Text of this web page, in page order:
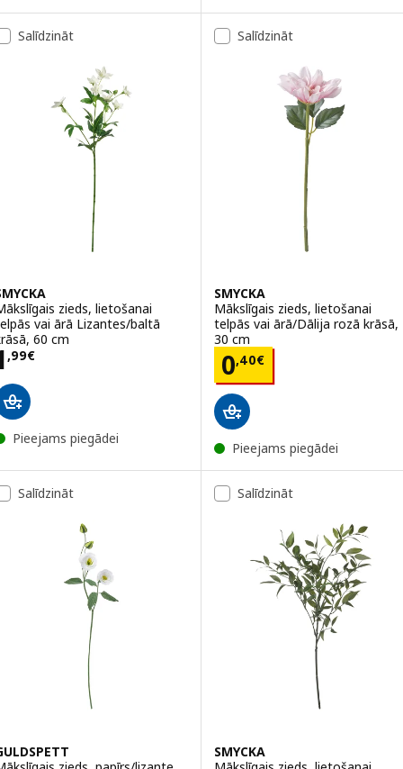
Salīdzināt
zieds, lietošanai
vai ārā Lizantes/baltā
60 cm
,99€ 1,99€
Pieejams piegādei
Salīdzināt
SMYCKA
Mākslīgais zieds, lietošanai
telpās vai ārā/Dālija rozā krāsā,
30 cm
0,40€
Cena 0,40€
Pieejams piegādei
Salīdzināt Salīdzināt
SMYCKA